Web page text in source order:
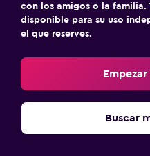
con los amigos o la familia.
disponible para su uso
el que reserves.
Empezar
Buscar